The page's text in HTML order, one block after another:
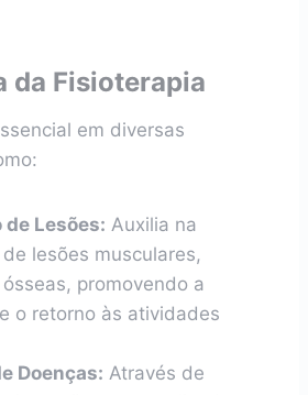
da Fisioterapia
em diversas
Lesões: Auxilia na
lesões musculares,
promovendo a
o retorno às atividades
Doenças: Através de